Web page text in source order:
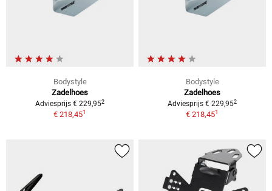
Bodystyle
Zadelhoes
Adviesprijs € 229,952
€ 218,451
Bodystyle
Zadelhoes
Adviesprijs € 229,952
€ 218,451